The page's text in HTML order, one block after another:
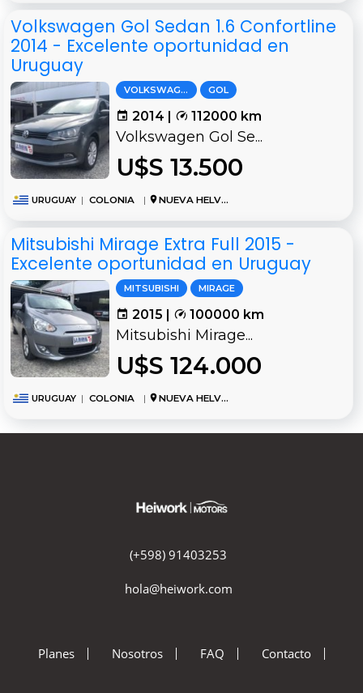
Volkswagen Gol Sedan 1.6 Confortline
2014 - Excelente oportunidad en
Uruguay
VOLKSWAGEN GOL
2014 | 112000 km
Volkswagen Gol Se...
U$S 13.500
URUGUAY | COLONIA | NUEVA HELVECIA
Mitsubishi Mirage Extra Full 2015 -
Excelente oportunidad en Uruguay
MITSUBISHI MIRAGE
2015 | 100000 km
Mitsubishi Mirage...
U$S 124.000
URUGUAY | COLONIA | NUEVA HELVECIA
(+598) 91403253
hola@heiwork.com
Planes Nosotros FAQ Contacto